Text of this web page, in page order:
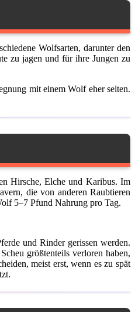
Wolfsarten, darunter den
zu jagen und für ihre Jungen zu
mit einem Wolf eher selten.
Hirsche, Elche und Karibus. Im
die von anderen Raubtieren
5–7 Pfund Nahrung pro Tag.
und Rinder gerissen werden.
größtenteils verloren haben,
meist erst, wenn es zu spät